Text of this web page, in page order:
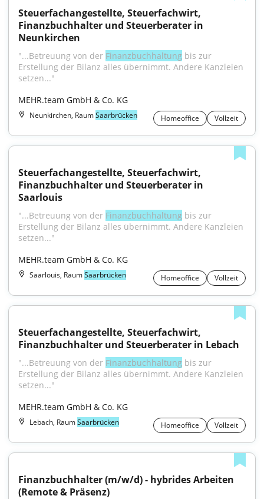
Steuerfachangestellte, Steuerfachwirt,
Finanzbuchhalter und Steuerberater in
Neunkirchen
"...Betreuung von der Finanzbuchhaltung bis zur
Erstellung der Bilanz alles übernimmt. Andere Kanzleien
setzen..."
MEHR.team GmbH & Co. KG
Neunkirchen, RaumSaarbrücken Homeoffice Vollzeit
Steuerfachangestellte, Steuerfachwirt,
Finanzbuchhalter und Steuerberater in
Saarlouis
"...Betreuung von der Finanzbuchhaltung bis zur
Erstellung der Bilanz alles übernimmt. Andere Kanzleien
setzen..."
MEHR.team GmbH & Co. KG
Saarlouis, RaumSaarbrücken Homeoffice Vollzeit
Steuerfachangestellte, Steuerfachwirt,
Finanzbuchhalter und Steuerberater in Lebach
"...Betreuung von der Finanzbuchhaltung bis zur
Erstellung der Bilanz alles übernimmt. Andere Kanzleien
setzen..."
MEHR.team GmbH & Co. KG
Lebach, RaumSaarbrücken Homeoffice Vollzeit
Finanzbuchhalter (m/w/d) - hybrides Arbeiten
(Remote & Präsenz)